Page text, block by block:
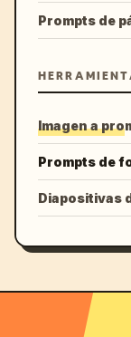
Prompts de
Imagen a
Prompts de
Diapositivas